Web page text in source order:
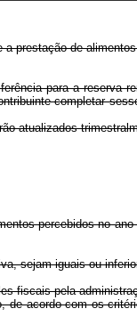
prestação de
para a reserva
completar
atualizados
percebidos no
sejam iguais ou
fiscais pela
de acordo com os